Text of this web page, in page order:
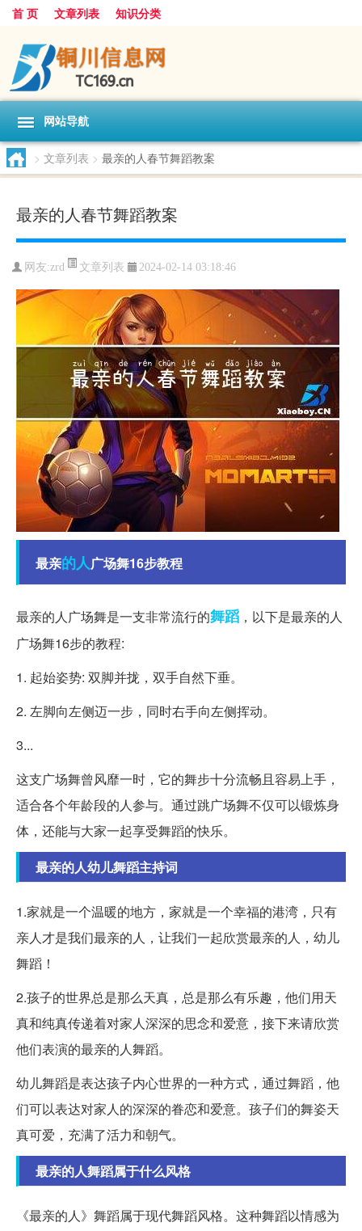
首 页 文章列表 知识分类
网站导航
> 文章列表 > 最亲的人春节舞蹈教案
最亲的人春节舞蹈教案
网友:zrd 文章列表 2024-02-14 03:18:46
最亲的人广场舞16步教程
最亲的人广场舞是一支非常流行的舞蹈 ，以下是最亲的人
广场舞16步的教程:
1. 起始姿势: 双脚并拢，双手自然下垂。
2. 左脚向左侧迈一步，同时右手向左侧挥动。
3...
这支广场舞曾风靡一时，它的舞步十分流畅且容易上手，
适合各个年龄段的人参与。通过跳广场舞不仅可以锻炼身
体，还能与大家一起享受舞蹈的快乐。
最亲的人幼儿舞蹈主持词
1.家就是一个温暖的地方，家就是一个幸福的港湾，只有
亲人才是我们最亲的人，让我们一起欣赏最亲的人，幼儿
舞蹈！
2.孩子的世界总是那么天真，总是那么有乐趣，他们用天
真和纯真传递着对家人深深的思念和爱意，接下来请欣赏
他们表演的最亲的人舞蹈。
幼儿舞蹈是表达孩子内心世界的一种方式，通过舞蹈，他
们可以表达对家人的深深的眷恋和爱意。孩子们的舞姿天
真可爱，充满了活力和朝气。
最亲的人舞蹈属于什么风格
《最亲的人》舞蹈属于现代舞蹈风格。这种舞蹈以情感为